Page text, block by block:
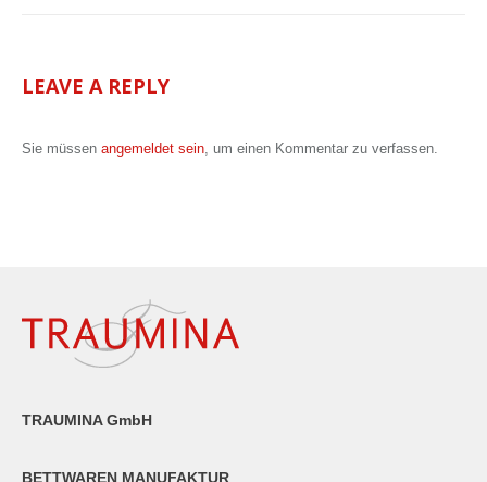
LEAVE A REPLY
Sie müssen angemeldet sein, um einen Kommentar zu verfassen.
TRAUMINA GmbH
BETTWAREN MANUFAKTUR